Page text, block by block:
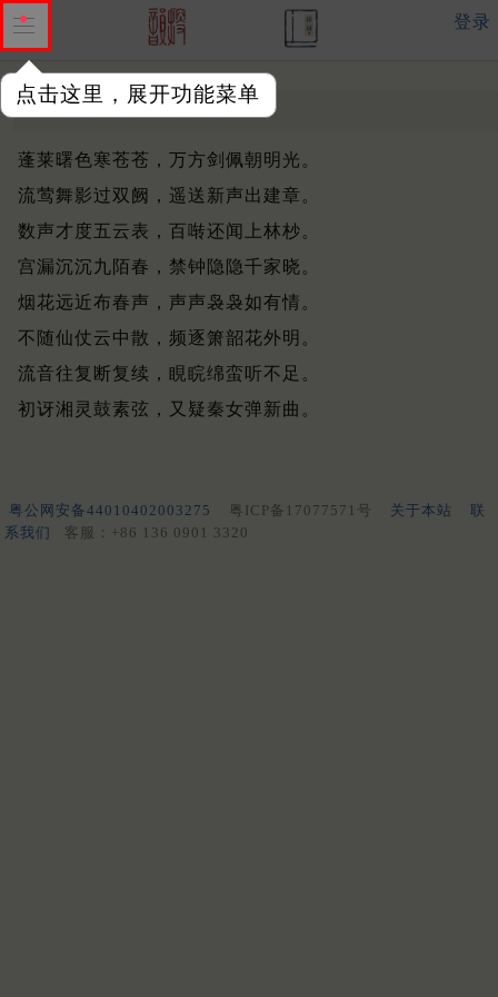
点击这里，展开功能菜单
登录
左掖闻莺歌 明 ·郑珞
蓬莱曙色寒苍苍，万方剑佩朝明光。
流莺舞影过双阙，遥送新声出建章。
数声才度五云表，百啭还闻上林杪。
宫漏沉沉九陌春，禁钟隐隐千家晓。
烟花远近布春声，声声袅袅如有情。
不随仙仗云中散，频逐箫韶花外明。
流音往复断复续，睍睆绵蛮听不足。
初讶湘灵鼓素弦，又疑秦女弹新曲。
粤公网安备44010402003275 粤ICP备17077571号 关于本站
联
系我们
客服：+86 136 0901 3320